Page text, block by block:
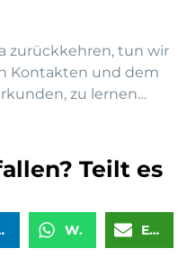
zurückkehren, tun wir
Kontakten und dem
zu lernen…
Teilt es
WhatsApp Email